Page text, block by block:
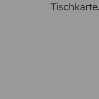
Tischkarte